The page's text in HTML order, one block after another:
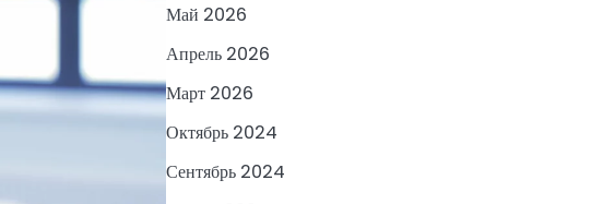
Май 2026
Апрель 2026
Март 2026
Октябрь 2024
Сентябрь 2024